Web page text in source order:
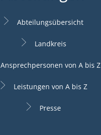
Abteilungsübersicht
Landkreis
Ansprechpersonen von A bis Z
Leistungen von A bis Z
Presse